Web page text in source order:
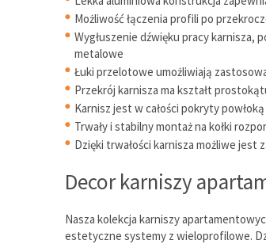
Możliwość łączenia profili po
Wygłuszenie dźwięku pracy karnisza,
metalowe
Łuki przelotowe umożliwiają
Przekrój karnisza ma kształt
Karnisz jest w całości pokryty
Trwały i stabilny montaż na kołki
Dzięki trwałości karnisza możliwe jest
Decor karniszy
Nasza kolekcja karniszy
estetyczne systemy z wieloprofilowe.